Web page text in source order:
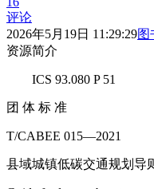
评论
2026年5月19日 11:29:29图
资源简介
ICS 93.080 P 51
团 体 标 准
T/CABEE 015—2021
县域城镇低碳交通规划导